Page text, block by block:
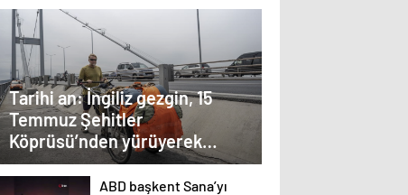
Tarihi an: İngiliz gezgin, 15
Temmuz Şehitler
Köprüsü’nden yürüyerek
Avrupa’ya geçti
ABD başkent Sana’yı